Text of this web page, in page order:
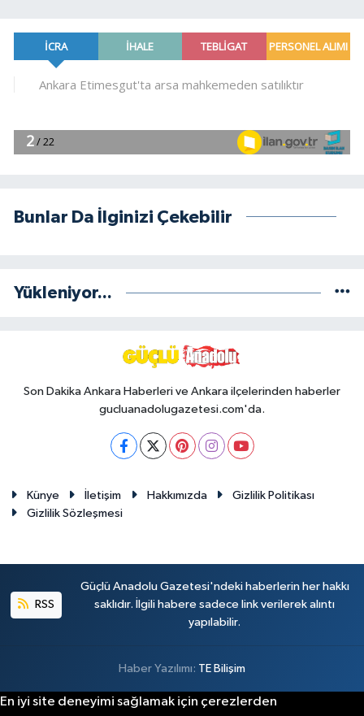
Bunlar Da İlginizi Çekebilir
Yükleniyor...
Son Dakika Ankara Haberleri ve Ankara ilçelerinden haberler
gucluanadolugazetesi.com'da.
Künye İletişim Hakkımızda
Gizlilik Politikası
Gizlilik Sözleşmesi
RSS
Güçlü Anadolu Gazetesi'ndeki haberlerin her hakkı
saklıdır. İlgili habere sadece link verilerek alıntı
yapılabilir.
Haber Yazılımı: TE Bilişim
En iyi site deneyimi sağlamak için çerezlerden